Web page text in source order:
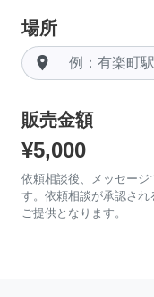
場所
room
販売金額
¥5,000
依頼相談後、メッセージ
す。依頼相談が承認さ
ご提供となります。